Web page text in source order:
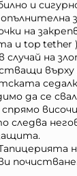
и
на
и top
на
да се
следва